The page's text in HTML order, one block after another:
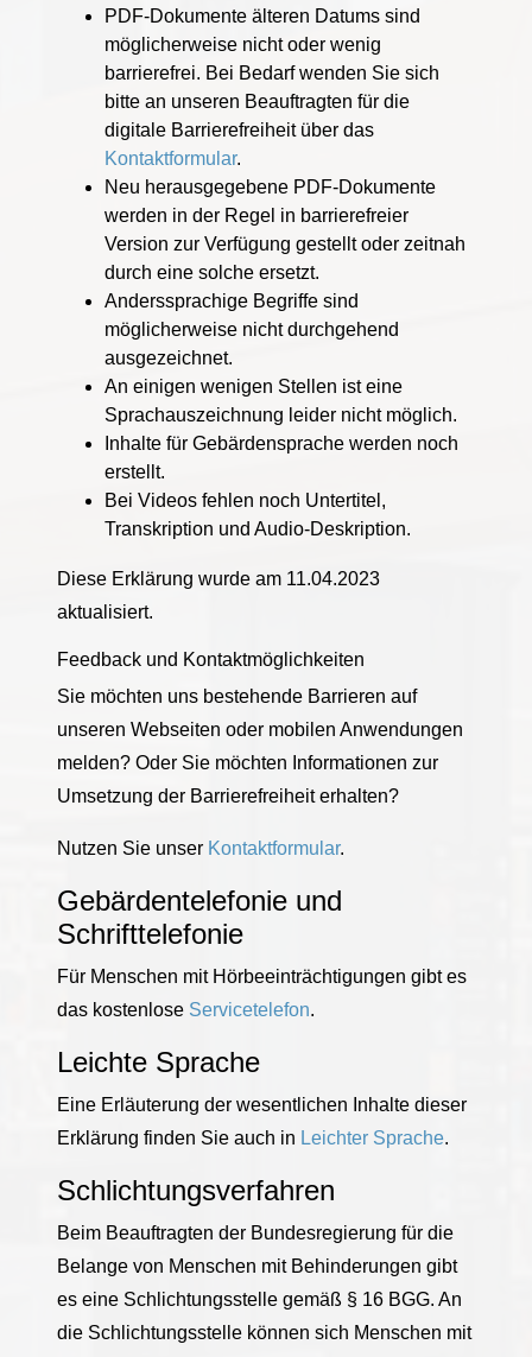
PDF-Dokumente älteren Datums sind
möglicherweise nicht oder wenig
barrierefrei. Bei Bedarf wenden Sie sich
bitte an unseren Beauftragten für die
digitale Barrierefreiheit über das
Kontaktformular.
Neu herausgegebene PDF-Dokumente
werden in der Regel in barrierefreier
Version zur Verfügung gestellt oder zeitnah
durch eine solche ersetzt.
Anderssprachige Begriffe sind
möglicherweise nicht durchgehend
ausgezeichnet.
An einigen wenigen Stellen ist eine
Sprachauszeichnung leider nicht möglich.
Inhalte für Gebärdensprache werden noch
erstellt.
Bei Videos fehlen noch Untertitel,
Transkription und Audio-Deskription.
Diese Erklärung wurde am 11.04.2023
aktualisiert.
Feedback und Kontaktmöglichkeiten
Sie möchten uns bestehende Barrieren auf
unseren Webseiten oder mobilen Anwendungen
melden? Oder Sie möchten Informationen zur
Umsetzung der Barrierefreiheit erhalten?
Nutzen Sie unser Kontaktformular.
Gebärdentelefonie und
Schrifttelefonie
Für Menschen mit Hörbeeinträchtigungen gibt es
das kostenlose Servicetelefon.
Leichte Sprache
Eine Erläuterung der wesentlichen Inhalte dieser
Erklärung finden Sie auch in Leichter Sprache.
Schlichtungsverfahren
Beim Beauftragten der Bundesregierung für die
Belange von Menschen mit Behinderungen gibt
es eine Schlichtungsstelle gemäß § 16 BGG. An
die Schlichtungsstelle können sich Menschen mit